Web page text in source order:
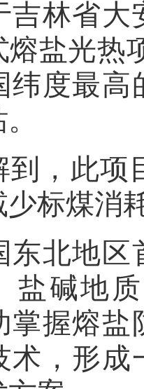
吉林省大
熔盐光热
纬度最
到，此项
标煤消
东北地区
盐碱地
掌握熔盐
术，形成